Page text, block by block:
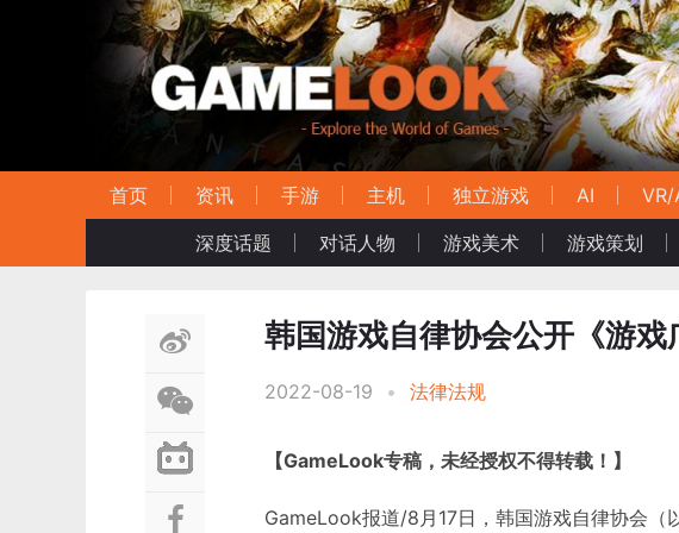
首页 资讯 手游 主机 独立游戏 AI VR/
深度话题
对话人物 游戏美术 游戏策划
韩国游戏自律协会公开《游戏
2022-08-19 • 法律法规
【GameLook专稿，未经授权不得转载！】
GameLook报道/8月17日，韩国游戏自律协会（